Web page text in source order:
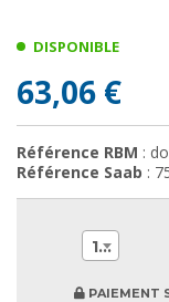
DISPONIBLE
63,06 €
Référence RBM :
Référence Saab :
1
PAIEMENT